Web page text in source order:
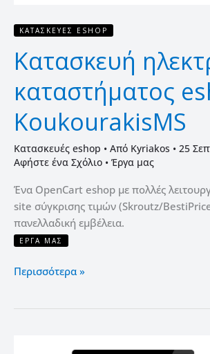
ΚΑΤΑΣΚΕΥΈΣ ESHOP
Κατασκευή
καταστήματος
KoukourakisMS
Κατασκευές eshop • Από Kyriakos • 25
Αφήστε ένα Σχόλιο • Έργα μας
Ένα OpenCart eshop με πολλές
site σύγκρισης τιμών (Skroutz/
πανελλαδική εμβέλεια.
ΈΡΓΑ ΜΑΣ
Περισσότερα »